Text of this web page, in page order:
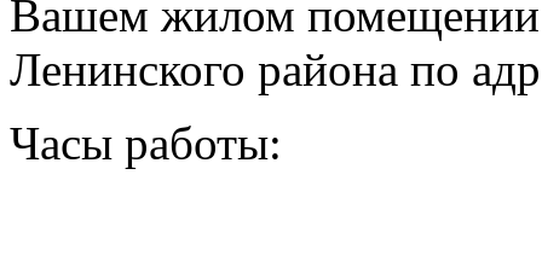
Вашем жилом помещении
Ленинского района по
Часы работы: